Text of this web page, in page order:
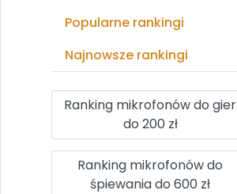
Popularne rankingi
Najnowsze rankingi
Ranking mikrofonów do gier
do 200 zł
Ranking mikrofonów do
śpiewania do 600 zł